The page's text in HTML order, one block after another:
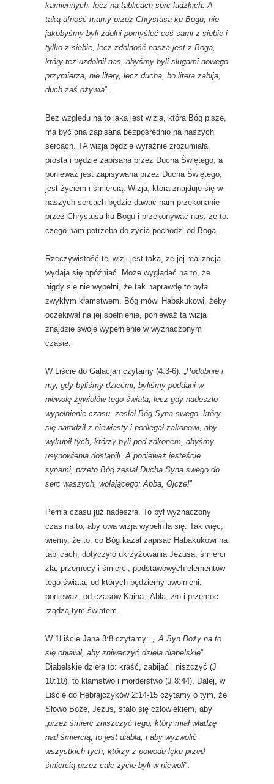
kamiennych, lecz na tablicach serc ludzkich. A
taką ufność mamy przez Chrystusa ku Bogu, nie
jakobyśmy byli zdolni pomyśleć coś sami z siebie i
tylko z siebie, lecz zdolność nasza jest z Boga,
który też uzdolnił nas, abyśmy byli sługami nowego
przymierza, nie litery, lecz ducha, bo litera zabija,
duch zaś ożywia”.
Bez względu na to jaka jest wizja, którą Bóg pisze,
ma być ona zapisana bezpośrednio na naszych
sercach. TA wizja będzie wyraźnie zrozumiała,
prosta i będzie zapisana przez Ducha Świętego, a
ponieważ jest zapisywana przez Ducha Świętego,
jest życiem i śmiercią. Wizja, która znajduje się w
naszych sercach będzie dawać nam przekonanie
przez Chrystusa ku Bogu i przekonywać nas, że to,
czego nam potrzeba do życia pochodzi od Boga.
Rzeczywistość tej wizji jest taka, że jej realizacja
wydaja się opóźniać. Może wyglądać na to, że
nigdy się nie wypełni, że tak naprawdę to była
zwykłym kłamstwem. Bóg mówi Habakukowi, żeby
oczekiwał na jej spełnienie, ponieważ ta wizja
znajdzie swoje wypełnienie w wyznaczonym
czasie.
W Liście do Galacjan czytamy (4:3-6): „Podobnie i
my, gdy byliśmy dziećmi, byliśmy poddani w
niewolę żywiołów tego świata; lecz gdy nadeszło
wypełnienie czasu, zesłał Bóg Syna swego, który
się narodził z niewiasty i podlegał zakonowi, aby
wykupił tych, którzy byli pod zakonem, abyśmy
usynowienia dostąpili. A ponieważ jesteście
synami, przeto Bóg zesłał Ducha Syna swego do
serc waszych, wołającego: Abba, Ojcze!”
Pełnia czasu już nadeszła. To był wyznaczony
czas na to, aby owa wizja wypełniła się. Tak więc,
wiemy, że to, co Bóg kazał zapisać Habakukowi na
tablicach, dotyczyło ukrzyżowania Jezusa, śmierci
zła, przemocy i śmierci, podstawowych elementów
tego świata, od których będziemy uwolnieni,
ponieważ, od czasów Kaina i Abla, zło i przemoc
rządzą tym światem.
W 1Liście Jana 3:8 czytamy: „. A Syn Boży na to
się objawił, aby zniweczyć dzieła diabelskie”.
Diabelskie dzieła to: kraść, zabijać i niszczyć (J
10:10), to kłamstwo i morderstwo (J 8:44). Dalej, w
Liście do Hebrajczyków 2:14-15 czytamy o tym, że
Słowo Boże, Jezus, stało się człowiekiem, aby
„przez śmierć zniszczyć tego, który miał władzę
nad śmiercią, to jest diabła, i aby wyzwolić
wszystkich tych, którzy z powodu lęku przed
śmiercią przez całe życie byli w niewoli”.